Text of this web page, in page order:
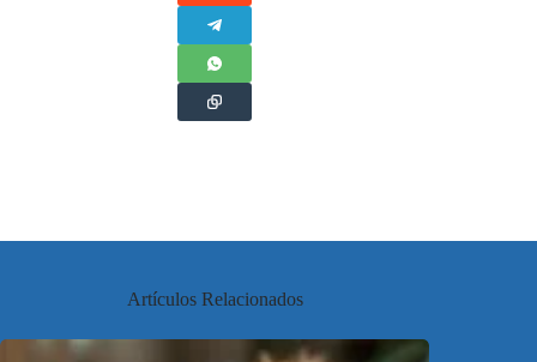
Artículos Relacionados